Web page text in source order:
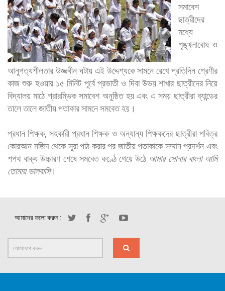
সমাবেশ
ছাত্রীদের
মধ্যে
শৃঙ্খলাবোধ ও
আনুগত্যশীলতার উজ্জবীন ঘটায় এই উদ্দেশ্যকে সামনে রেখে প্রতিদিন শ্রেণীর
কাজ শুরু হওয়ার ১৫ মিনিট পূর্বে প্রভাতী ও দিবা উভয় শাখার ছাত্রীদের নিয়ে
বিদ্যালয় মাঠে প্রারম্ভিক সমাবেশ অনুষ্ঠিত হয় এবং এ সময় ছাত্রীরা ব্যান্ডের
তালে তালে জাতীয় পতাকার সামনে সমবেত হয়।
প্রধান শিক্ষক, সহকারী প্রধান শিক্ষক ও অন্যান্য শিক্ষকদের ছাত্রীরা পবিত্র
কোরআন মজিদ থেকে সূরা পাঠ করার পর জাতীয় পতাকাকে সম্মান প্রদর্শন এবং
শপথ বাক্য উচ্চারণ শেষে সমবেত কণ্ঠে গেয়ে উঠে আমার সোনার বাংলা আমি
তোমায় ভালবাসি।
আমাদের ফলো করুন :